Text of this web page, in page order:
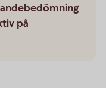
på